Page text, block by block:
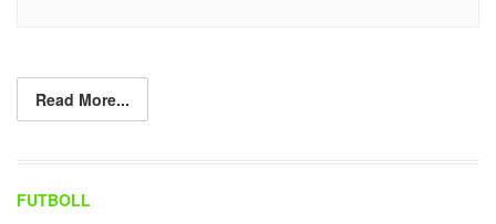
Read More...
FUTBOLL